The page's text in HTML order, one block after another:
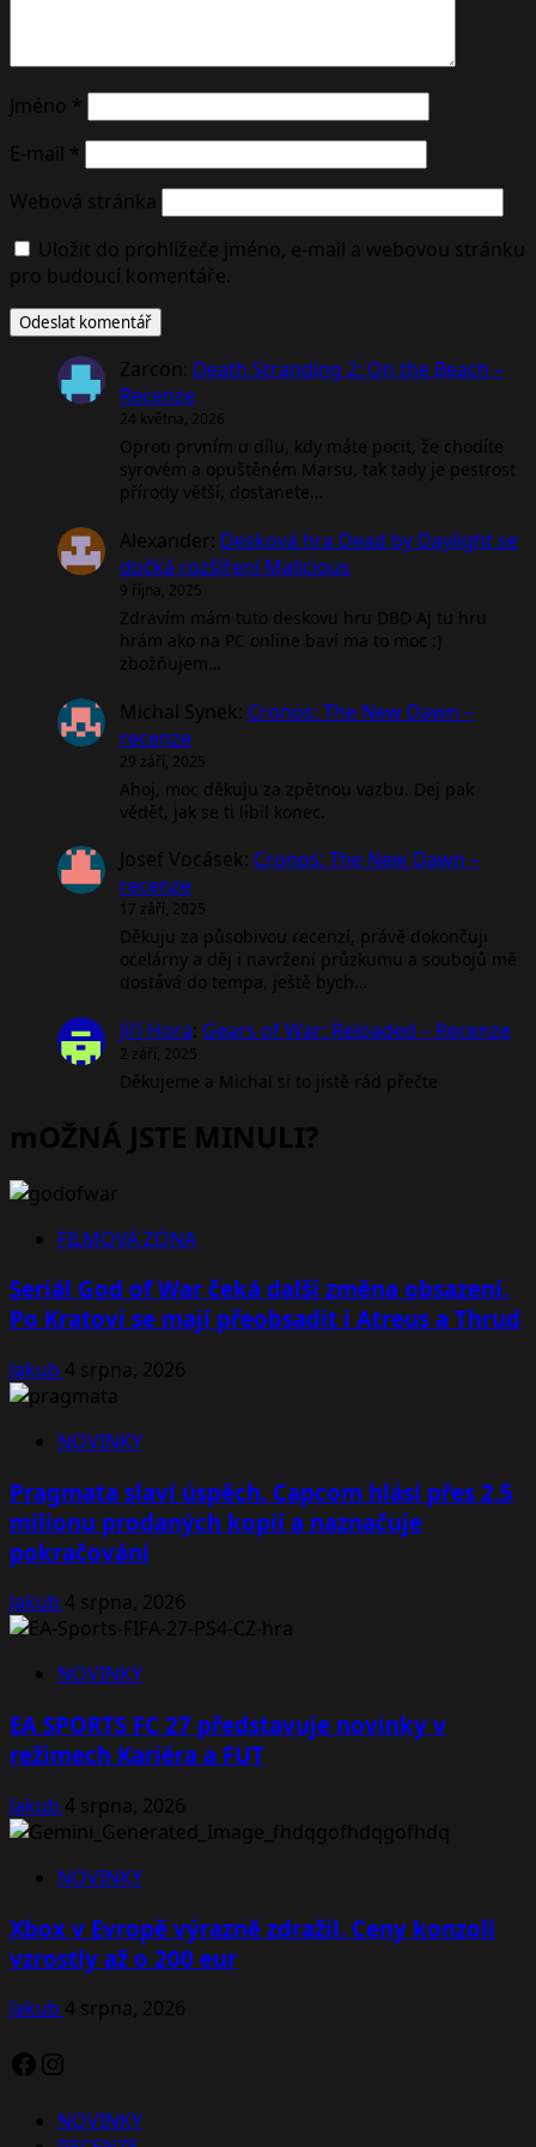
Jméno *
E-mail *
Webová stránka
Uložit do prohlížeče jméno, e-mail a webovou stránku
pro budoucí komentáře.
Zarcon: Death Stranding 2: On the Beach –
Recenze
24 května, 2026
Oproti prvním u dílu, kdy máte pocit, že chodíte
syrovém a opuštěném Marsu, tak tady je pestrost
přírody větší, dostanete…
Alexander: Desková hra Dead by Daylight se
dočká rozšíření Malicious
9 října, 2025
Zdravím mám tuto deskovu hru DBD Aj tu hru
hrám ako na PC online baví ma to moc :)
zbožňujem…
Michal Synek: Cronos: The New Dawn –
recenze
29 září, 2025
Ahoj, moc děkuju za zpětnou vazbu. Dej pak
vědět, jak se ti líbil konec.
Josef Vocásek: Cronos: The New Dawn –
recenze
17 září, 2025
Děkuju za působivou recenzí, právě dokončuji
ocelárny a děj i navržení průzkumu a soubojů mě
dostává do tempa, ještě bych…
Jiří Hora: Gears of War: Reloaded – Recenze
2 září, 2025
Děkujeme a Michal si to jistě rád přečte
mOŽNÁ JSTE MINULI?
FILMOVÁ ZÓNA
Seriál God of War čeká další změna obsazení.
Po Kratovi se mají přeobsadit i Atreus a Thrud
Jakub 4 srpna, 2026
NOVINKY
Pragmata slaví úspěch. Capcom hlásí přes 2,5
milionu prodaných kopií a naznačuje
pokračování
Jakub 4 srpna, 2026
NOVINKY
EA SPORTS FC 27 představuje novinky v
režimech Kariéra a FUT
Jakub 4 srpna, 2026
NOVINKY
Xbox v Evropě výrazně zdražil. Ceny konzolí
vzrostly až o 200 eur
Jakub 4 srpna, 2026
Facebook
Instagram
NOVINKY